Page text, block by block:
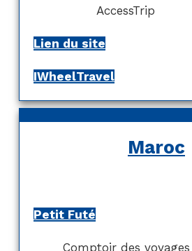
AccessTrip
Lien du site
IWheelTravel
Maroc
Petit Futé
Comptoir des voyages